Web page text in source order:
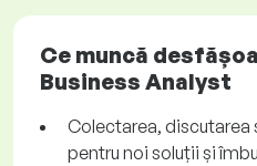
Ce muncă
Business Analyst
Colectarea, discutarea
pentru noi soluții și